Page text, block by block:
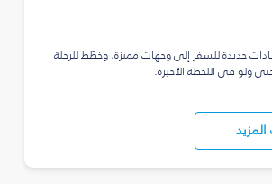
جديدة للسفر إلى وجهات مميزة، وخطّط للرحلة
حتى ولو في اللحظة الأخيرة.